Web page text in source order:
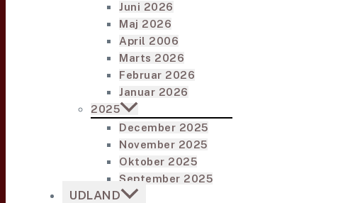
Juni 2026
Maj 2026
April 2006
Marts 2026
Februar 2026
Januar 2026
2025
December 2025
November 2025
Oktober 2025
September 2025
UDLAND